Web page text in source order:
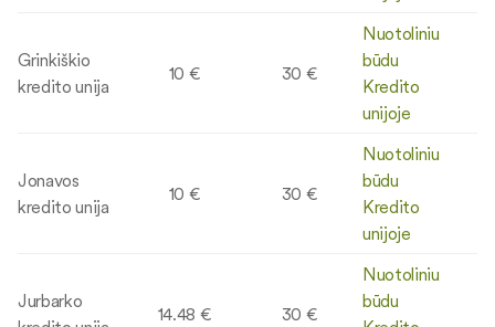
Grinkiškio
kredito unija
10 € 30 €
Nuotoliniu
būdu
Kredito
unijoje
Jonavos
kredito unija
10 € 30 €
Nuotoliniu
būdu
Kredito
unijoje
Jurbarko
14.48 € 30 €
Nuotoliniu
būdu